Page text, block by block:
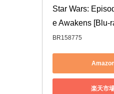
Star Wars:
e Awakens [Blu-
BR158775
楽天市